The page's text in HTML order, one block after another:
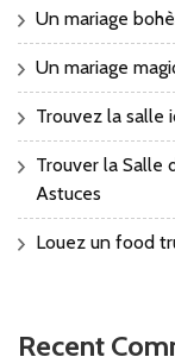
Un mariage
Un mariage
Trouvez la salle
Trouver la Salle
Astuces
Louez un food
Recent